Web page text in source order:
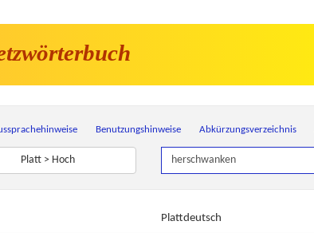
Benutzungshinweise Abkürzungsverzeichnis
Platt > Hoch
Plattdeutsch